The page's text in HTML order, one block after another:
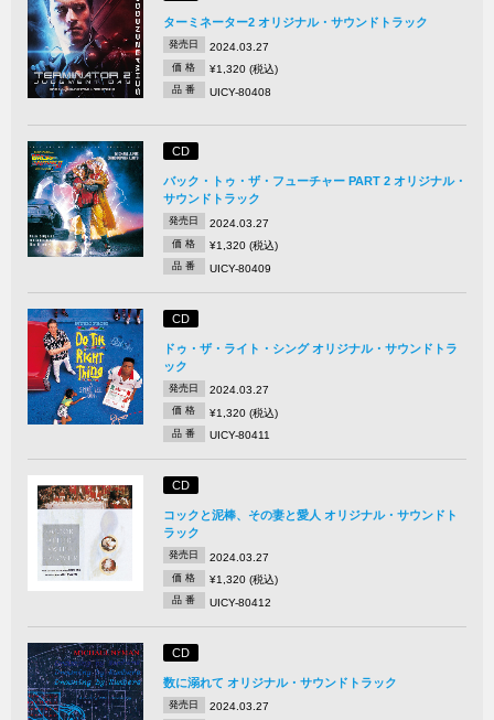
ターミネーター2 オリジナル・サウンドトラック
発売日 2024.03.27
価 格 ¥1,320 (税込)
品 番 UICY-80408
CD
バック・トゥ・ザ・フューチャー PART 2 オリジナル・
サウンドトラック
発売日 2024.03.27
価 格 ¥1,320 (税込)
品 番 UICY-80409
CD
ドゥ・ザ・ライト・シング オリジナル・サウンドトラ
ック
発売日 2024.03.27
価 格 ¥1,320 (税込)
品 番 UICY-80411
CD
コックと泥棒、その妻と愛人 オリジナル・サウンドト
ラック
発売日 2024.03.27
価 格 ¥1,320 (税込)
品 番 UICY-80412
CD
数に溺れて オリジナル・サウンドトラック
発売日 2024.03.27